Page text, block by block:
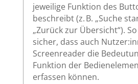
jeweilige Funktion des
beschreibt (z. B. „Suche
„Zurück zur Übersicht“).
sicher, dass auch
Screenreader die
Funktion der
erfassen können.